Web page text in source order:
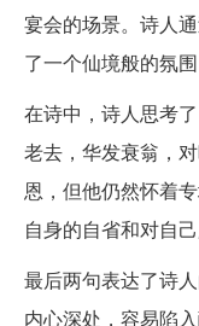
宴会的场景。诗人
了一个仙境般的氛
在诗中，诗人思考
老去，华发衰翁，
恩，但他仍然怀着
自身的自省和对自
最后两句表达了诗
内心深处，容易陷